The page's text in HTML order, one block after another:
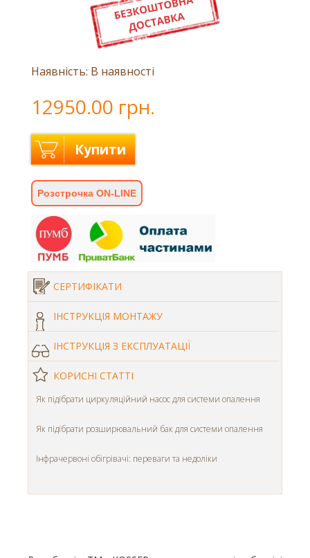
Наявність: В наявності
12950.00 грн.
Купити
Розстрочка ON-LINE
СЕРТИФІКАТИ
ІНСТРУКЦІЯ МОНТАЖУ
ІНСТРУКЦІЯ З ЕКСПЛУАТАЦІЇ
КОРИСНІ СТАТТІ
Як підібрати циркуляційний насос для системи опалення
Як підібрати розширювальний бак для системи опалення
Інфрачервоні обігрівачі: переваги та недоліки